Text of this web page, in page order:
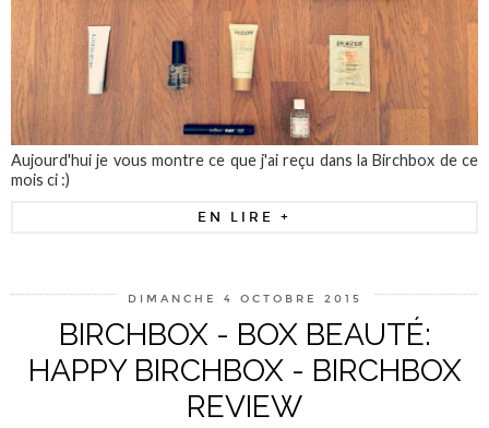
Aujourd'hui je vous montre ce que j'ai reçu dans la Birchbox de ce
mois ci :)
EN LIRE +
DIMANCHE 4 OCTOBRE 2015
BIRCHBOX - BOX BEAUTÉ:
HAPPY BIRCHBOX - BIRCHBOX
REVIEW